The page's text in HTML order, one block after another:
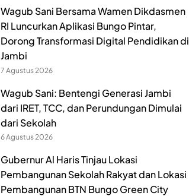
Wagub Sani Bersama Wamen Dikdasmen
RI Luncurkan Aplikasi Bungo Pintar,
Dorong Transformasi Digital Pendidikan di
Jambi
7 Agustus 2026
Wagub Sani: Bentengi Generasi Jambi
dari IRET, TCC, dan Perundungan Dimulai
dari Sekolah
6 Agustus 2026
Gubernur Al Haris Tinjau Lokasi
Pembangunan Sekolah Rakyat dan Lokasi
Pembangunan BTN Bungo Green City